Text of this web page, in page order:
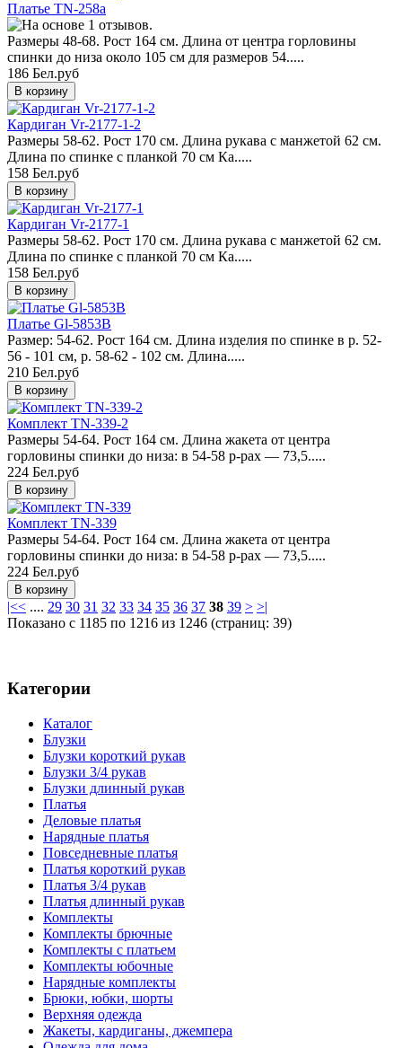
Платье TN-258a
Размеры 48-68. Рост 164 см. Длина от центра горловины
спинки до низа около 105 см для размеров 54.....
186 Бел.руб
Кардиган Vr-2177-1-2
Размеры 58-62. Рост 170 см. Длина рукава с манжетой 62 см.
Длина по спинке с планкой 70 см Ка.....
158 Бел.руб
Кардиган Vr-2177-1
Размеры 58-62. Рост 170 см. Длина рукава с манжетой 62 см.
Длина по спинке с планкой 70 см Ка.....
158 Бел.руб
Платье Gl-5853B
Размер: 54-62. Рост 164 см. Длина изделия по спинке в р. 52-
56 - 101 см, р. 58-62 - 102 см. Длина.....
210 Бел.руб
Комплект TN-339-2
Размеры 54-64. Рост 164 см. Длина жакета от центра
горловины спинки до низа: в 54-58 р-рах — 73,5.....
224 Бел.руб
Комплект TN-339
Размеры 54-64. Рост 164 см. Длина жакета от центра
горловины спинки до низа: в 54-58 р-рах — 73,5.....
224 Бел.руб
|<< .... 29 30 31 32 33 34 35 36 37 38 39 > >|
Показано с 1185 по 1216 из 1246 (страниц: 39)
Категории
Каталог
Блузки
Блузки короткий рукав
Блузки 3/4 рукав
Блузки длинный рукав
Платья
Деловые платья
Нарядные платья
Повседневные платья
Платья короткий рукав
Платья 3/4 рукав
Платья длинный рукав
Комплекты
Комплекты брючные
Комплекты с платьем
Комплекты юбочные
Нарядные комплекты
Брюки, юбки, шорты
Верхняя одежда
Жакеты, кардиганы, джемпера